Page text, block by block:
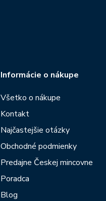
Informácie o nákupe
Všetko o nákupe
Kontakt
Najčastejšie otázky
Obchodné podmienky
Predajne Českej mincovne
Poradca
Blog